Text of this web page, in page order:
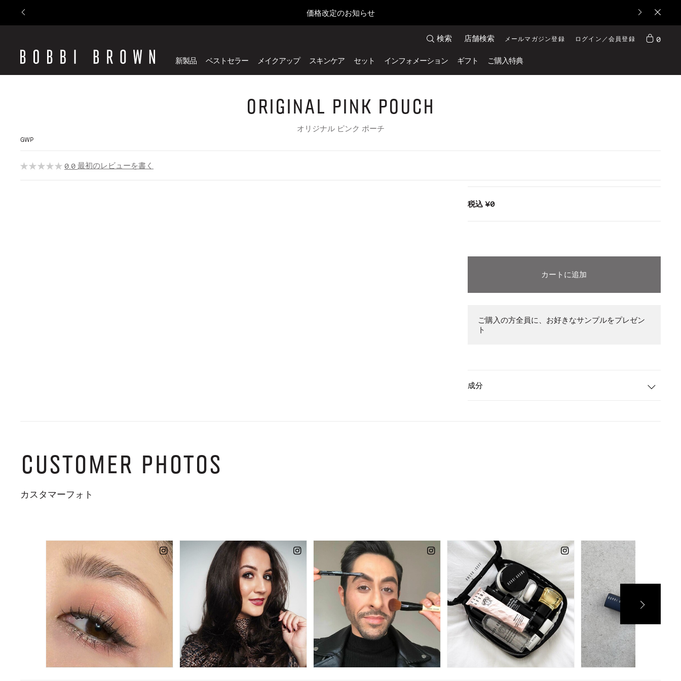
価格改定のお知らせ
新製品 ベストセラー メイクアップ スキンケア セット インフォメーション ギフト ご購入特典
検索 店舗検索 メールマガジン登録 ログイン／会員登録 0
Original Pink Pouch
オリジナル ピンク ポーチ
GWP
0.0 最初のレビューを書く
税込 ¥0
カートに追加
ご購入の方全員に、お好きなサンプルをプレゼン
ト
成分
CUSTOMER PHOTOS
カスタマーフォト